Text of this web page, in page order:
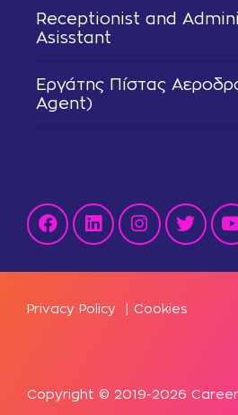
Receptionist and
Asisstant
Εργάτης Πίστας
Agent)
Copyright © 2019-2026
Privacy Policy Cookies